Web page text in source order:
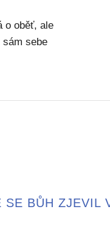
o oběť, ale
sebe
SE BŮH ZJEVIL